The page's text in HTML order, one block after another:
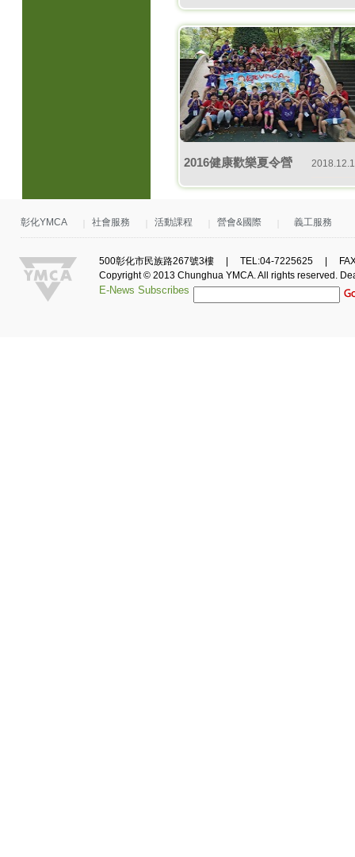
2016健康歡樂夏令營
彰化YMCA 社會服務 活動課程 營會&國際 義工服務
500彰化市民族路267號3樓 | TEL:04-7225625 |
Copyright © 2013 Chunghua YMCA. All rights reserved.
E-News Subscribes